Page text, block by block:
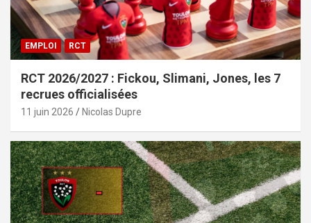
EMPLOI RCT
RCT 2026/2027 : Fickou, Slimani, Jones, les 7
recrues officialisées
11 juin 2026 Nicolas Dupre